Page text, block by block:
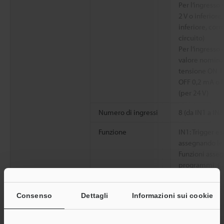
Consenso Dettagli Informazioni sui cookie
Per
2 V o
circuito)
Per
valore
tensione ON
OFF 0,2 mA
(per 24 V)
Numero di ingressi 8 (da IN1 a
Funzione
assegnando
Funzioni
programmi,